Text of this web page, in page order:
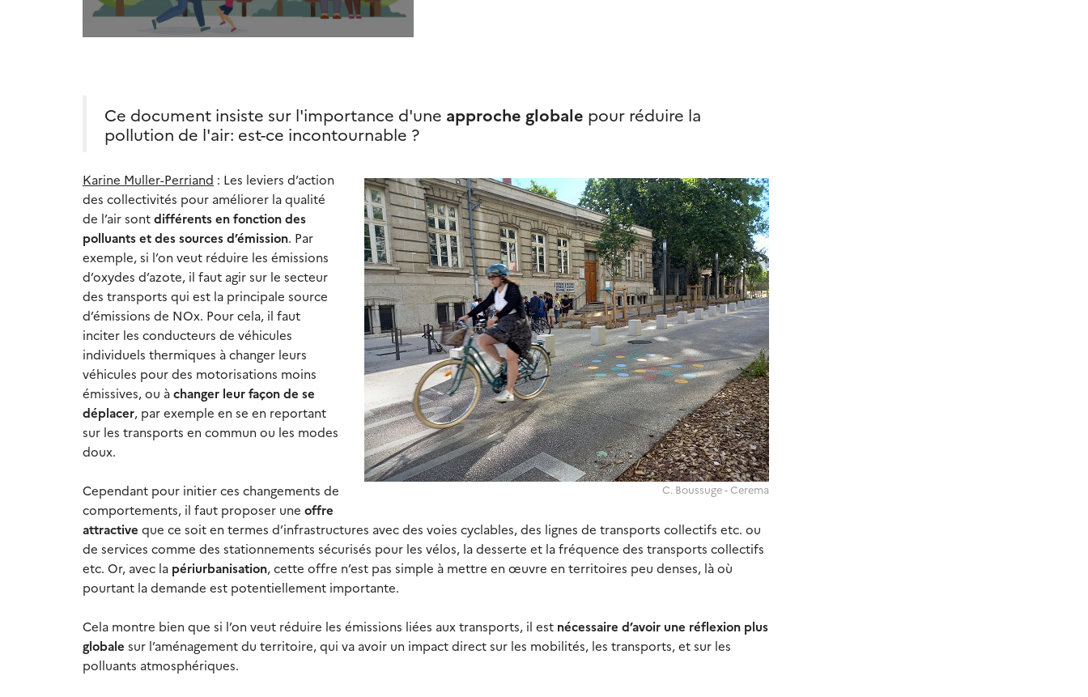
Ce document insiste sur l'importance d'une approche globale pour réduire la
pollution de l'air: est-ce incontournable ?
C. Boussuge - Cerema
Karine Muller-Perriand : Les leviers d’action
des collectivités pour améliorer la qualité
de l’air sontdifférents en fonction des
polluants et des sources d’émission. Par
exemple, si l’on veut réduire les émissions
d’oxydes d’azote, il faut agir sur le secteur
des transports qui est la principale source
d’émissions de NOx. Pour cela, il faut
inciter les conducteurs de véhicules
individuels thermiques à changer leurs
véhicules pour des motorisations moins
émissives, ou àchanger leur façon de se
déplacer, par exemple en se en reportant
sur les transports en commun ou les modes
doux.
Cependant pour initier ces changements de
comportements, il faut proposer une offre
attractive que ce soit en termes d’infrastructures avec des voies cyclables, des lignes de transports collectifs etc. ou
de services comme des stationnements sécurisés pour les vélos, la desserte et la fréquence des transports collectifs
etc. Or, avec la périurbanisation, cette offre n’est pas simple à mettre en œuvre en territoires peu denses, là où
pourtant la demande est potentiellement importante.
Cela montre bien que si l’on veut réduire les émissions liées aux transports, il est nécessaire d’avoir une réflexion plus
globale sur l’aménagement du territoire, qui va avoir un impact direct sur les mobilités, les transports, et sur les
polluants atmosphériques.